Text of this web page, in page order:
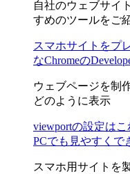
自社のウェブサイ
すめのツールをご
スマホサイトをプ
なChromeの
ウェブページを制
どのように表示
viewportの設定は
PCでも見やすくで
スマホ用サイトを